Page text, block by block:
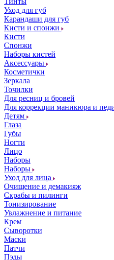
Уход для губ
Карандаши для губ
Кисти и спонжи
Кисти
Спонжи
Наборы кистей
Аксессуары
Косметички
Зеркала
Точилки
Для ресниц и бровей
Для коррекции маникюра и
Детям
Глаза
Губы
Ногти
Лицо
Наборы
Наборы
Уход для лица
Очищение и демакияж
Скрабы и пилинги
Тонизирование
Увлажнение и питание
Крем
Сыворотки
Маски
Патчи
Пэды